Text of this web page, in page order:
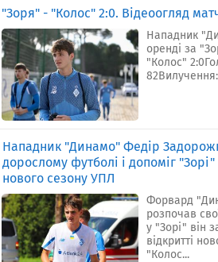
"Зоря" - "Колос" 2:0. Відеоогляд
Нападник
оренді за
"Колос"
Нападник "Динамо" Федір
дорослому футболі і допоміг
нового сезону УПЛ
Форвард
розпочав
у "Зорі" він
відкритті
"Колос...